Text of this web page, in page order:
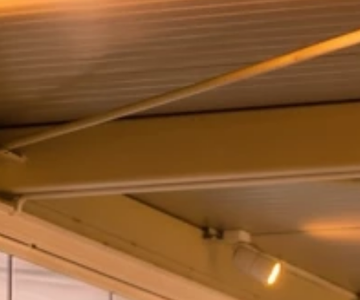
Reiseziele
Urlaubsarten
Ami Loyalty Programm